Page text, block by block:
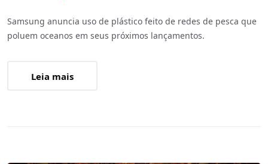
Samsung anuncia uso de plástico feito de redes de pesca que
poluem oceanos em seus próximos lançamentos.
Leia mais